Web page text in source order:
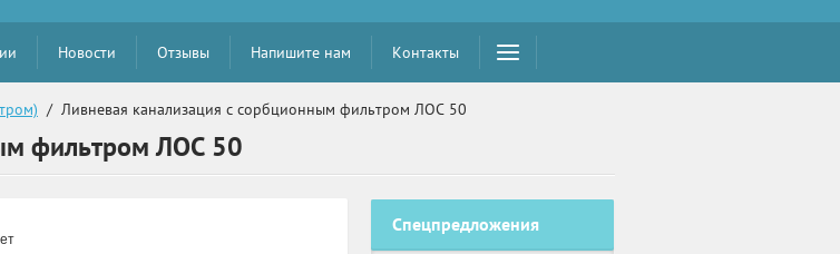
Новости Отзывы Напишите нам Контакты
  /  Ливневая канализация с сорбционным фильтром ЛОС 50
фильтром ЛОС 50
Спецпредложения